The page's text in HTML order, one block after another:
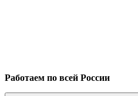
Работаем по всей России